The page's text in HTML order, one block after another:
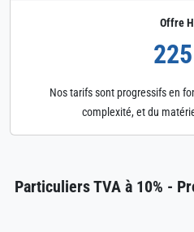
Offre
Nos tarifs sont progressifs en
complexité, et du
Particuliers TVA à 10% -